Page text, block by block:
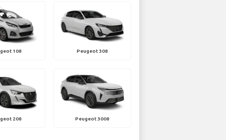
108 Peugeot 308
208 Peugeot 3008